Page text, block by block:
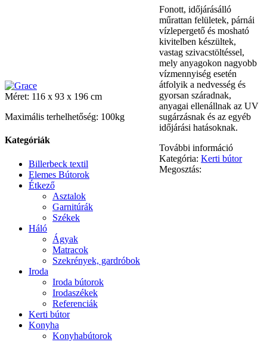
Fonott, időjárásálló
műrattan felületek, párnái
vízlepergető és mosható
kivitelben készültek,
vastag szivacstöltéssel,
mely anyagokon nagyobb
vízmennyiség esetén
átfolyik a nedvesség és
gyorsan száradnak,
anyagai ellenállnak az UV
sugárzásnak és az egyéb
időjárási hatásoknak.
További információ
Kategória:Kerti bútor
Megosztás:
Méret: 116 x 93 x 196 cm
Maximális terhelhetőség: 100kg
Kategóriák
Billerbeck textil
Elemes Bútorok
Étkező
Asztalok
Garnitúrák
Székek
Háló
Ágyak
Matracok
Szekrények, gardróbok
Iroda
Iroda bútorok
Irodaszékek
Referenciák
Kerti bútor
Konyha
Konyhabútorok